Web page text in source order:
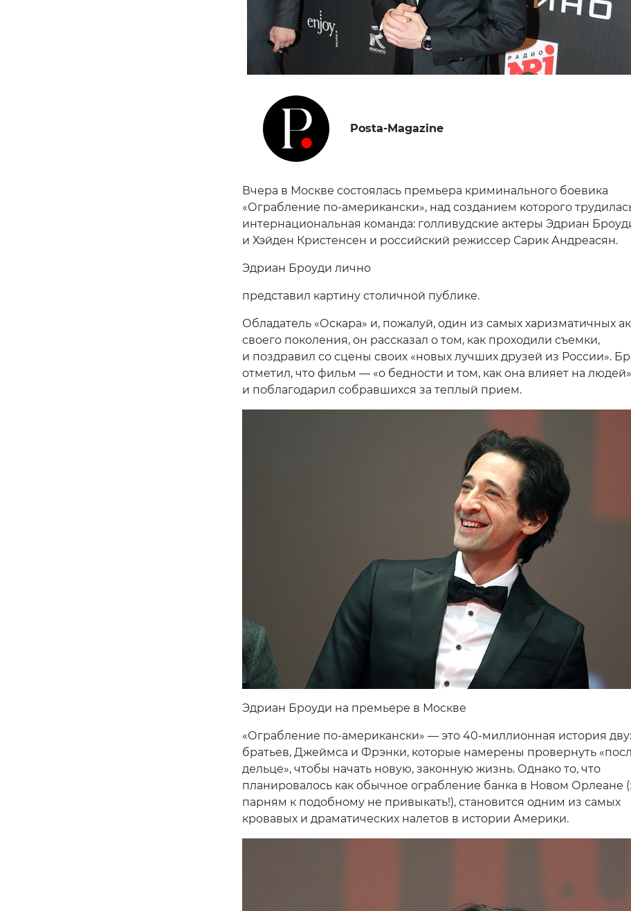
Posta-Magazine
Вчера в Москве состоялась премьера криминального боевика
«Ограбление по-американски», над созданием которого
интернациональная команда: голливудские актеры Эдриан
и Хэйден Кристенсен и российский режиссер Сарик Андреасян.
Эдриан Броуди лично
представил картину столичной публике.
Обладатель «Оскара» и, пожалуй, один из самых харизматичных
своего поколения, он рассказал о том, как проходили съемки,
и поздравил со сцены своих «новых лучших друзей из России».
отметил, что фильм — «о бедности и том, как она влияет на
и поблагодарил собравшихся за теплый прием.
Эдриан Броуди на премьере в Москве
«Ограбление по-американски» — это 40-миллионная история
братьев, Джеймса и Фрэнки, которые намерены провернуть
дельце», чтобы начать новую, законную жизнь. Однако то, что
планировалось как обычное ограбление банка в Новом Орлеане
парням к подобному не привыкать!), становится одним из самых
кровавых и драматических налетов в истории Америки.